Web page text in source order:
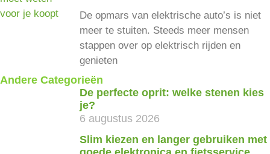
De opmars van elektrische auto’s is niet
meer te stuiten. Steeds meer mensen
stappen over op elektrisch rijden en
genieten
Andere Categorieën
De perfecte oprit: welke stenen kies
je?
6 augustus 2026
Slim kiezen en langer gebruiken met